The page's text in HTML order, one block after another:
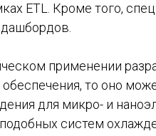
ETL. Кроме того,
применении
то оно
для микро- и
систем